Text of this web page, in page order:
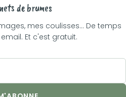
de brumes
mes coulisses... De temps
Et c'est gratuit.